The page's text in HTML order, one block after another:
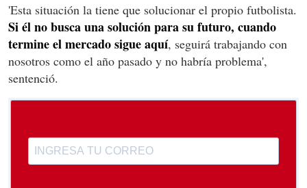
'Esta situación la tiene que solucionar el propio futbolista.
Si él no busca una solución para su futuro, cuando
termine el mercado sigue aquí, seguirá trabajando con
nosotros como el año pasado y no habría problema',
sentenció.